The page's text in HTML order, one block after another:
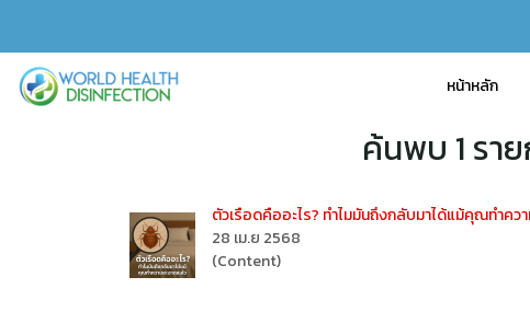
หน้าหลัก
ค้นพบ 1 รา
ตัวเรือดคืออะไร? ทำไมมันถึงกลับมาได้แม้คุณทำคว
28 เม.ย 2568
(Content)